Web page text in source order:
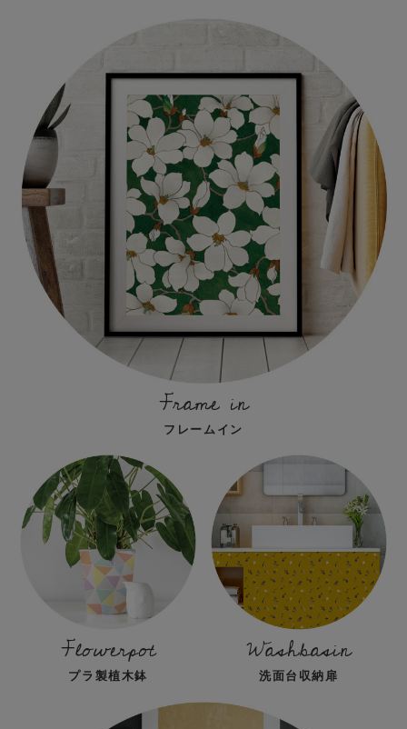
Frame in
フレームイン
Flowerpot
プラ製植木鉢
Washbasin
洗面台収納扉